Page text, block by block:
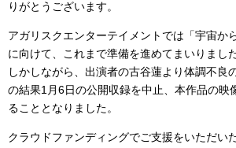
りがとうございます。
アガリスクエンターテイメントでは「宇宙か
に向けて、これまで準備を進めてまいりました
しかしながら、出演者の古谷蓮より体調不良
の結果1月6日の公開収録を中止、本作品の映
ることとなりました。
クラウドファンディングでご支援をいただい